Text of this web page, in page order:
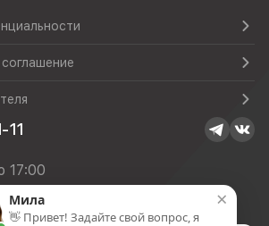
11
17:00
×
Мила
👋 Привет! Задайте свой вопрос, я